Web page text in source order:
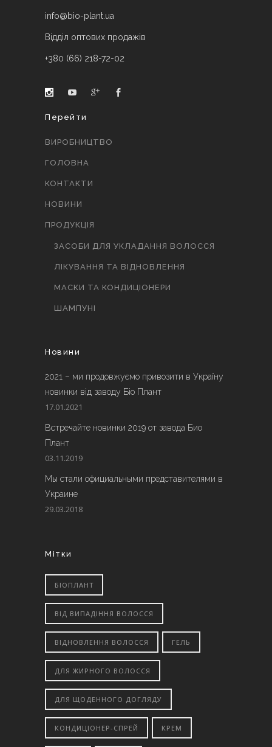
info@bio-plant.ua
Відділ оптових продажів
+380 (66) 218-72-02
Перейти
ВИРОБНИЦТВО
ГОЛОВНА
КОНТАКТИ
НОВИНИ
ПРОДУКЦІЯ
ЗАСОБИ ДЛЯ УКЛАДАННЯ ВОЛОССЯ
ЛІКУВАННЯ ТА ВІДНОВЛЕННЯ
МАСКИ ТА КОНДИЦІОНЕРИ
ШАМПУНІ
Новини
2021 – ми продовжуємо привозити в Україну
новинки від заводу Біо Плант
17.01.2021
Встречайте новинки 2019 от завода Био
Плант
03.11.2019
Мы стали официальными представителями в
Украине
29.03.2018
Мітки
БІОПЛАНТ
ВІД ВИПАДІННЯ ВОЛОССЯ
ВІДНОВЛЕННЯ ВОЛОССЯ ГЕЛЬ
ДЛЯ ЖИРНОГО ВОЛОССЯ
ДЛЯ ЩОДЕННОГО ДОГЛЯДУ
КОНДИЦІОНЕР-СПРЕЙ КРЕМ